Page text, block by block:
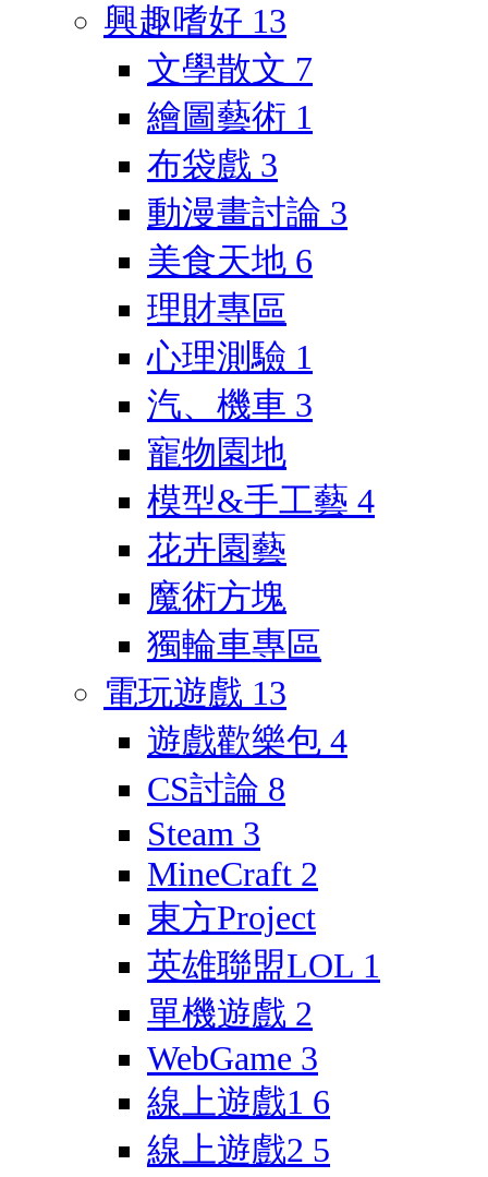
興趣嗜好 13
文學散文 7
繪圖藝術 1
布袋戲 3
動漫畫討論 3
美食天地 6
理財專區
心理測驗 1
汽、機車 3
寵物園地
模型&手工藝 4
花卉園藝
魔術方塊
獨輪車專區
電玩遊戲 13
遊戲歡樂包 4
CS討論 8
Steam 3
MineCraft 2
東方Project
英雄聯盟LOL 1
單機遊戲 2
WebGame 3
線上遊戲1 6
線上遊戲2 5